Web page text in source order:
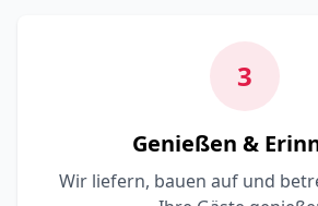
3
Genießen &
Wir liefern, bauen auf und